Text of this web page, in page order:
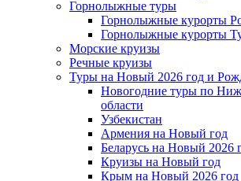
Горнолыжные туры
Горнолыжные курорты
Горнолыжные курорты
Морские круизы
Речные круизы
Туры на Новый 2026 год и
Новогодние туры по
области
Узбекистан
Армения на Новый год
Беларусь на Новый 2026
Круизы на Новый год
Крым на Новый 2026 год